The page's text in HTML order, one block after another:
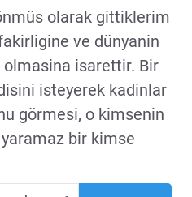
olarak gittiklerim
ve dünyanin
isarettir. Bir
isteyerek kadinlar
görmesi, o kimsenin
bir kimse